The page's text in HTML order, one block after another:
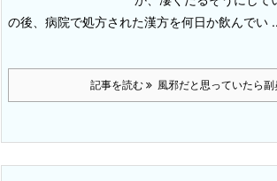
の後、病院で処方された漢方を何日か飲んでい
記事を読む 風邪だと思っていたら副